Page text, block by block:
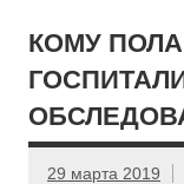
КОМУ
29 марта 2019